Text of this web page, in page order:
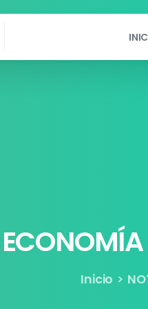
ECONOMÍA
Inicio